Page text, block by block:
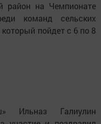
район на Чемпионате
команд сельских
пойдет с 6 по 8
Ильназ Галиулин